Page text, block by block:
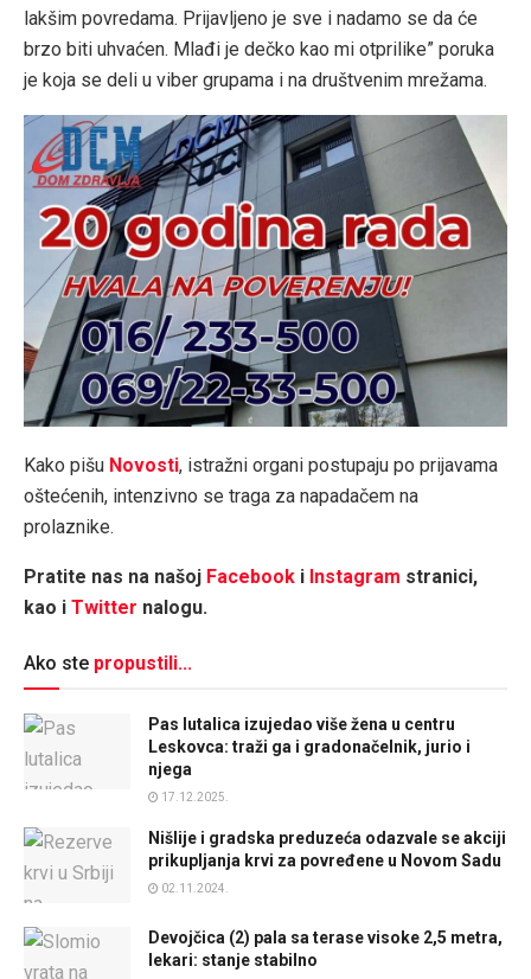
lakšim povredama. Prijavljeno je sve i nadamo se da će
brzo biti uhvaćen. Mlađi je dečko kao mi otprilike” poruka
je koja se deli u viber grupama i na društvenim mrežama.
Kako pišu Novosti, istražni organi postupaju po prijavama
oštećenih, intenzivno se traga za napadačem na
prolaznike.
Pratite nas na našoj Facebook i Instagram stranici,
kao i Twitter nalogu.
Ako ste propustili...
Pas lutalica izujedao više žena u centru
Leskovca: traži ga i gradonačelnik, jurio i
njega
17.12.2025.
Nišlije i gradska preduzeća odazvale se akciji
prikupljanja krvi za povređene u Novom Sadu
02.11.2024.
Devojčica (2) pala sa terase visoke 2,5 metra,
lekari: stanje stabilno